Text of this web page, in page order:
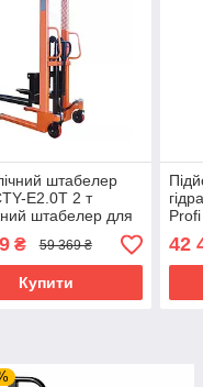
штабелер
E2.0T 2 т
штабелер для
логістики
₴ 59 369 ₴
Купити
42